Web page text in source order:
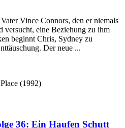
Vince Connors, den er niemals
versucht, eine Beziehung zu ihm
beginnt Chris, Sydney zu
Der neue ...
36: Ein Haufen Schutt